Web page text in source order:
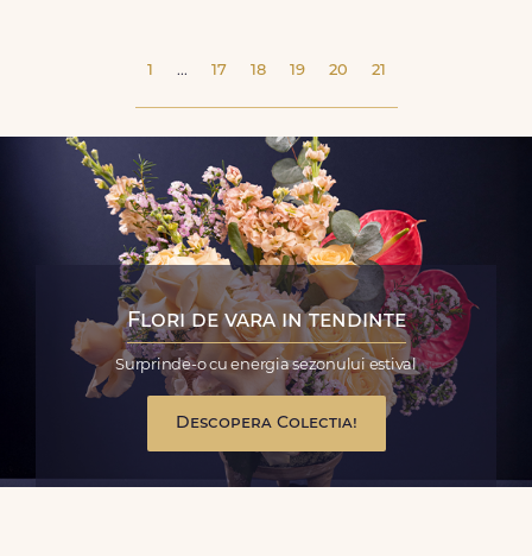
1 ... 17 18 19 20 21
Flori de vara in tendinte
Surprinde-o cu energia sezonului estival
Descopera Colectia!